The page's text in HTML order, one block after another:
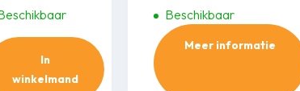
In
winkelmand
Beschikbaar
Meer informatie